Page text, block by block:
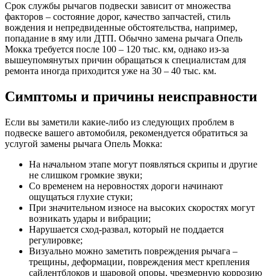
Срок службы рычагов подвески зависит от множества
факторов – состояние дорог, качество запчастей, стиль
вождения и непредвиденные обстоятельства, например,
попадание в яму или ДТП. Обычно замена рычага Опель
Мокка требуется после 100 – 120 тыс. км, однако из-за
вышеупомянутых причин обращаться к специалистам для
ремонта иногда приходится уже на 30 – 40 тыс. км.
Симптомы и причины неисправности
Если вы заметили какие-либо из следующих проблем в
подвеске вашего автомобиля, рекомендуется обратиться за
услугой замены рычага Опель Мокка:
На начальном этапе могут появляться скрипы и другие
не слишком громкие звуки;
Со временем на неровностях дороги начинают
ощущаться глухие стуки;
При значительном износе на высоких скоростях могут
возникать удары и вибрации;
Нарушается сход-развал, который не поддается
регулировке;
Визуально можно заметить повреждения рычага –
трещины, деформации, повреждения мест крепления
сайлентблоков и шаровой опоры, чрезмерную коррозию